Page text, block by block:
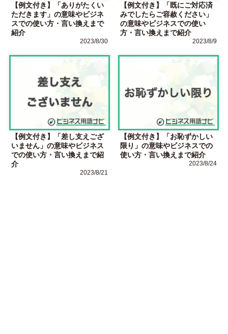
【例文付き】「ありがたくい
ただきます」の意味やビジネ
スでの使い方・言い換えまで
紹介
2023/8/30
【例文付き】「既にご対応済
みでしたらご容赦ください」
の意味やビジネスでの使い
方・言い換えまで紹介
2023/8/9
【例文付き】「差し支えござ
いません」の意味やビジネス
での使い方・言い換えまで紹
介
2023/8/21
【例文付き】「お恥ずかしい
限り」の意味やビジネスでの
使い方・言い換えまで紹介
2023/8/24